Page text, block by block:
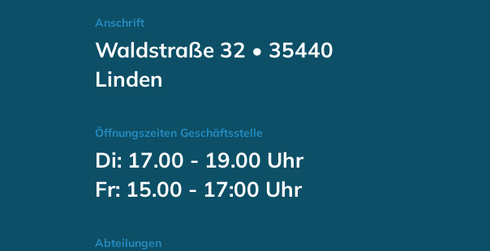
Anschrift
Waldstraße 32 • 35440
Linden
Öffnungszeiten Geschäftsstelle
Di: 17.00 - 19.00 Uhr
Fr: 15.00 - 17:00 Uhr
Abteilungen